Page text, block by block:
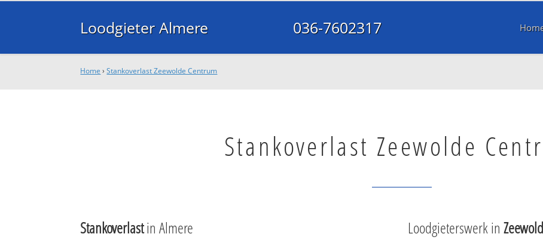
Loodgieter Almere 036-7602317
Home ›Stankoverlast Zeewolde Centrum
Stankoverlast Zeewolde
Stankoverlastin Almere Loodgieterswerk in